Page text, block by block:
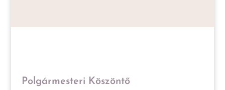
Polgármesteri Köszöntő